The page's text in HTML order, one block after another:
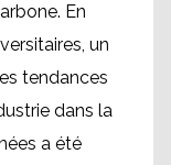
En
un
tendances
dans la
a été